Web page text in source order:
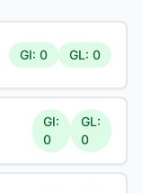
GI: 0 GL: 0
GI:
0
GL:
0